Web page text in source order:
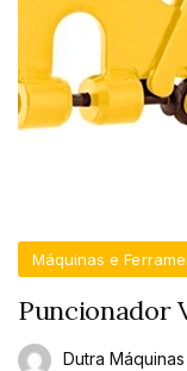
Máquinas e
Puncionador
Dutra Máquinas